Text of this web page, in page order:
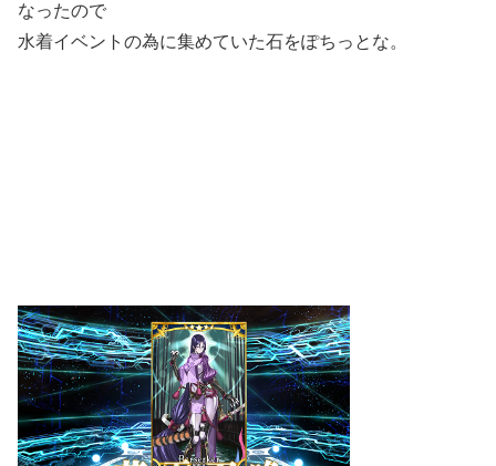
なったので
水着イベントの為に集めていた石をぽちっとな。